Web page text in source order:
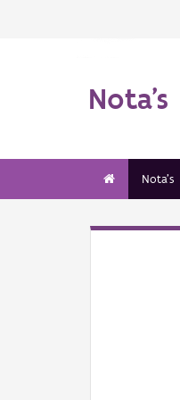
Nota's
Nota's